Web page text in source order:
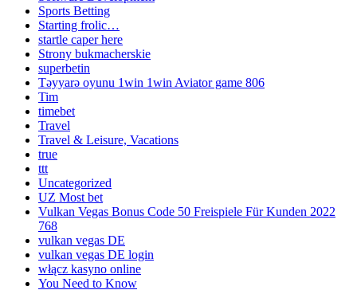
Sports Betting
Starting frolic…
startle caper here
Strony bukmacherskie
superbetin
Təyyarə oyunu 1win 1win Aviator game 806
Tim
timebet
Travel
Travel & Leisure, Vacations
true
ttt
Uncategorized
UZ Most bet
Vulkan Vegas Bonus Code 50 Freispiele Für Kunden 2022
768
vulkan vegas DE
vulkan vegas DE login
włącz kasyno online
You Need to Know